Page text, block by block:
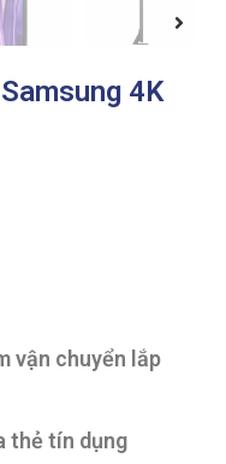
4K
vận chuyển lắp
thẻ tín dụng